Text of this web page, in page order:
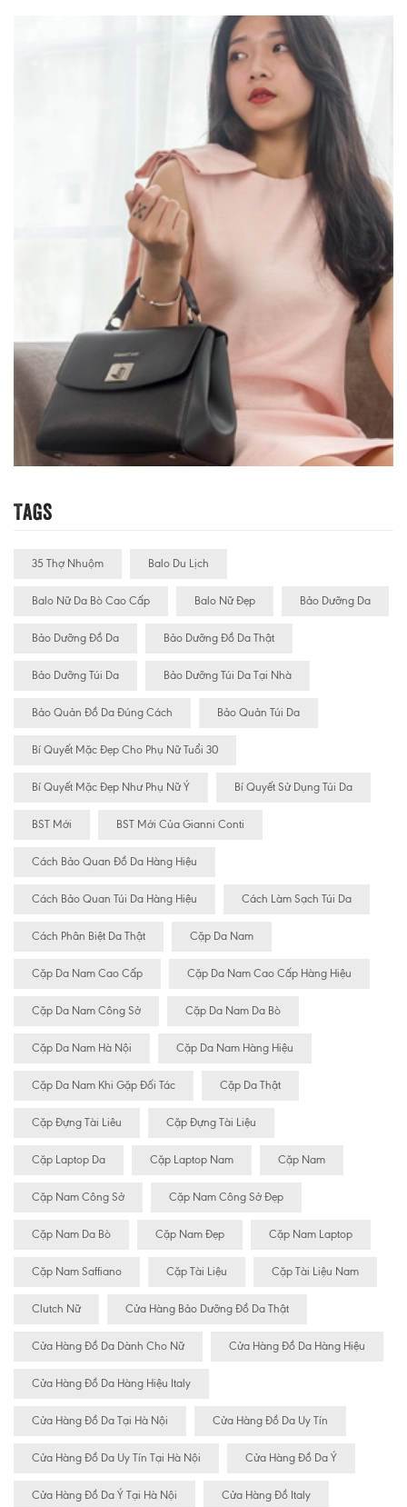
Tags
35 Thợ Nhuộm Balo Du Lịch
Balo Nữ Da Bò Cao Cấp Balo Nữ Đẹp Bảo Dưỡng Da
Bảo Dưỡng Đồ Da Bảo Dưỡng Đồ Da Thật
Bảo Dưỡng Túi Da Bảo Dưỡng Túi Da Tại Nhà
Bảo Quản Đồ Da Đúng Cách Bảo Quản Túi Da
Bí Quyết Mặc Đẹp Cho Phụ Nữ Tuổi 30
Bí Quyết Mặc Đẹp Như Phụ Nữ Ý Bí Quyết Sử Dụng Túi Da
BST Mới BST Mới Của Gianni Conti
Cách Bảo Quan Đồ Da Hàng Hiệu
Cách Bảo Quan Túi Da Hàng Hiệu Cách Làm Sạch Túi Da
Cách Phân Biệt Da Thật Cặp Da Nam
Cặp Da Nam Cao Cấp Cặp Da Nam Cao Cấp Hàng Hiệu
Cặp Da Nam Công Sở Cặp Da Nam Da Bò
Cặp Da Nam Hà Nội Cặp Da Nam Hàng Hiệu
Cặp Da Nam Khi Gặp Đối Tác Cặp Da Thật
Cặp Đựng Tài Liêu Cặp Đựng Tài Liệu
Cặp Laptop Da Cặp Laptop Nam Cặp Nam
Cặp Nam Công Sở Cặp Nam Công Sở Đẹp
Cặp Nam Da Bò Cặp Nam Đẹp Cặp Nam Laptop
Cặp Nam Saffiano Cặp Tài Liệu Cặp Tài Liệu Nam
Clutch Nữ Cửa Hàng Bảo Dưỡng Đồ Da Thật
Cửa Hàng Đồ Da Dành Cho Nữ Cửa Hàng Đồ Da Hàng Hiệu
Cửa Hàng Đồ Da Hàng Hiệu Italy
Cửa Hàng Đồ Da Tại Hà Nội Cửa Hàng Đồ Da Uy Tín
Cửa Hàng Đồ Da Uy Tín Tại Hà Nội Cửa Hàng Đồ Da Ý
Cửa Hàng Đồ Da Ý Tại Hà Nội Cửa Hàng Đồ Italy